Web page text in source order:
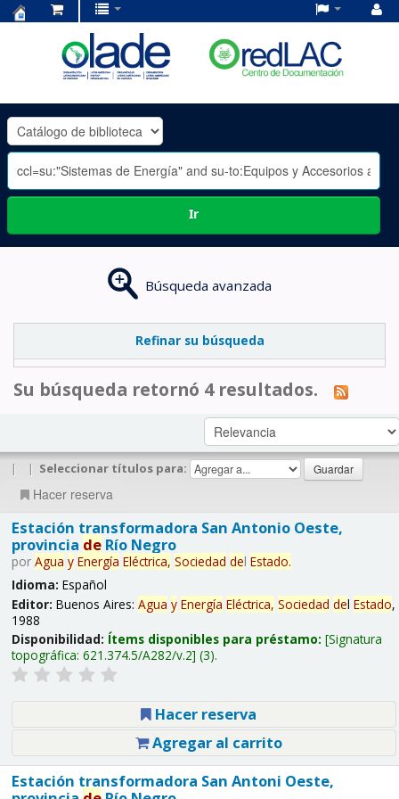
OLADE
-
Ir
Búsqueda avanzada
Refinar su búsqueda
Su búsqueda retornó 4 resultados.
| | Seleccionar títulos para:
Hacer reserva
Estación transformadora San Antonio Oeste,
provincia deRío Negro
por Agua y Energía Eléctrica, Sociedad del Estado.
Idioma: Español
Editor: Buenos Aires: Agua y Energía Eléctrica, Sociedad del Estado,
1988
Disponibilidad: Ítems disponibles para préstamo: Signatura
topográfica: 621.374.5/A282/v.2 (3).
Hacer reserva
Agregar al carrito
Estación transformadora San Antoni Oeste,